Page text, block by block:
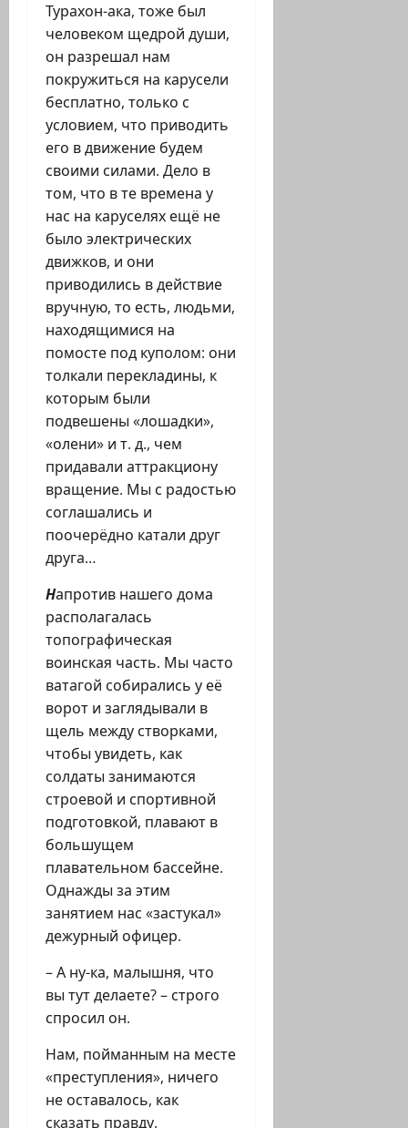
Турахон-ака, тоже был
человеком щедрой души,
он разрешал нам
покружиться на карусели
бесплатно, только с
условием, что приводить
его в движение будем
своими силами. Дело в
том, что в те времена у
нас на каруселях ещё не
было электрических
движков, и они
приводились в действие
вручную, то есть, людьми,
находящимися на
помосте под куполом: они
толкали перекладины, к
которым были
подвешены «лошадки»,
«олени» и т. д., чем
придавали аттракциону
вращение. Мы с радостью
соглашались и
поочерёдно катали друг
друга…
Напротив нашего дома
располагалась
топографическая
воинская часть. Мы часто
ватагой собирались у её
ворот и заглядывали в
щель между створками,
чтобы увидеть, как
солдаты занимаются
строевой и спортивной
подготовкой, плавают в
большущем
плавательном бассейне.
Однажды за этим
занятием нас «застукал»
дежурный офицер.
– А ну-ка, малышня, что
вы тут делаете? – строго
спросил он.
Нам, пойманным на месте
«преступления», ничего
не оставалось, как
сказать правду.